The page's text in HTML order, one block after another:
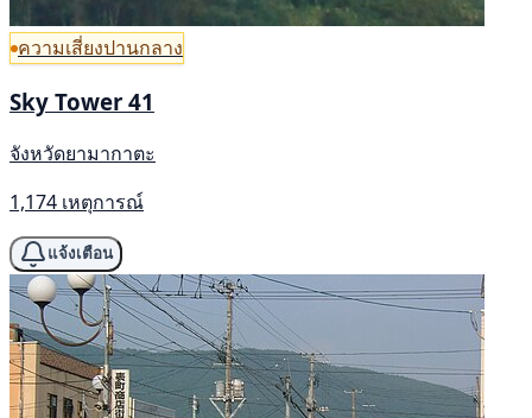
ความเสี่ยงปานกลาง
Sky Tower 41
จังหวัดยามากาตะ
1,174 เหตุการณ์
แจ้งเตือน